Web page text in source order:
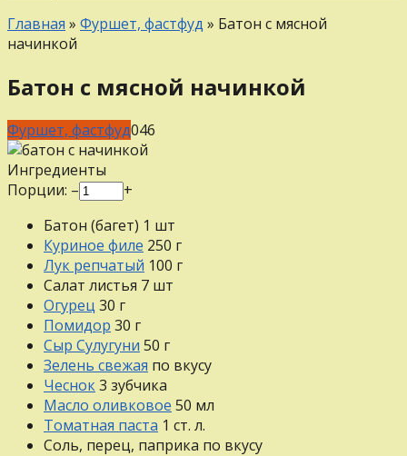
Главная » Фуршет, фастфуд » Батон с мясной
начинкой
Батон с мясной начинкой
Фуршет, фастфуд046
Ингредиенты
Порции: –
+
Батон (багет) 1 шт
Куриное филе 250 г
Лук репчатый 100 г
Салат листья 7 шт
Огурец 30 г
Помидор 30 г
Сыр Сулугуни 50 г
Зелень свежая по вкусу
Чеснок3 зубчика
Масло оливковое 50 мл
Томатная паста 1 ст. л.
Соль, перец, паприка по вкусу